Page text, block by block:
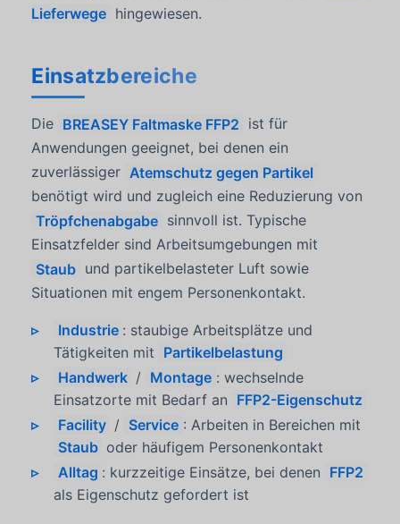
Lieferwege hingewiesen.
Einsatzbereiche
Die BREASEY Faltmaske FFP2 ist für
Anwendungen geeignet, bei denen ein
zuverlässiger Atemschutz gegen Partikel
benötigt wird und zugleich eine Reduzierung von
Tröpfchenabgabe sinnvoll ist. Typische
Einsatzfelder sind Arbeitsumgebungen mit
Staub und partikelbelasteter Luft sowie
Situationen mit engem Personenkontakt.
Industrie : staubige Arbeitsplätze und
Tätigkeiten mit Partikelbelastung
Handwerk / Montage : wechselnde
Einsatzorte mit Bedarf an FFP2-Eigenschutz
Facility / Service : Arbeiten in Bereichen mit
Staub oder häufigem Personenkontakt
Alltag : kurzzeitige Einsätze, bei denen FFP2
als Eigenschutz gefordert ist